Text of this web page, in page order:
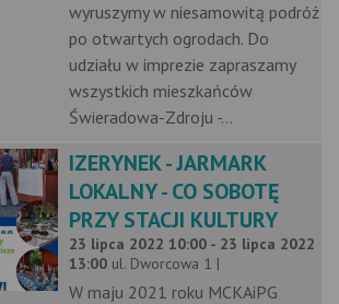
wyruszymy w niesamowitą podróż
po otwartych ogrodach. Do
udziału w imprezie zapraszamy
wszystkich mieszkańców
Świeradowa-Zdroju -...
IZERYNEK - JARMARK
LOKALNY - CO SOBOTĘ
PRZY STACJI KULTURY
23 lipca 2022 10:00 - 23 lipca 2022
13:00 ul. Dworcowa 1 |
W maju 2021 roku MCKAiPG